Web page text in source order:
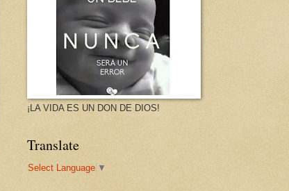
¡LA VIDA ES UN DON DE DIOS!
Translate
Select Language ▼